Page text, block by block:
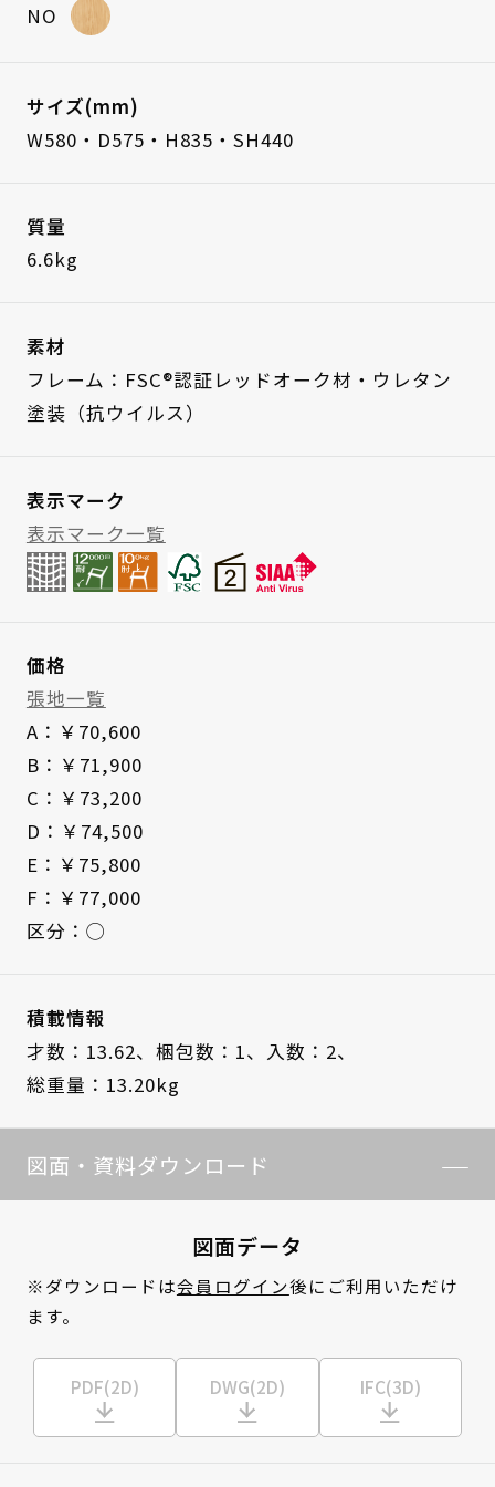
NO
サイズ(mm)
W580・D575・H835・SH440
質量
6.6kg
素材
フレーム：FSC®認証レッドオーク材・ウレタン
塗装（抗ウイルス）
表示マーク
表示マーク一覧
価格
張地一覧
A：￥70,600
B：￥71,900
C：￥73,200
D：￥74,500
E：￥75,800
F：￥77,000
区分：◯
積載情報
才数：13.62、 梱包数：1、 入数：2、
総重量：13.20kg
図面・資料ダウンロード
図面データ
※ダウンロードは会員ログイン後にご利用いただけ
ます。
PDF(2D) DWG(2D) IFC(3D)